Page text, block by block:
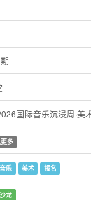
国际音乐沉浸周·美
更多
音乐 美术 报名
沙龙